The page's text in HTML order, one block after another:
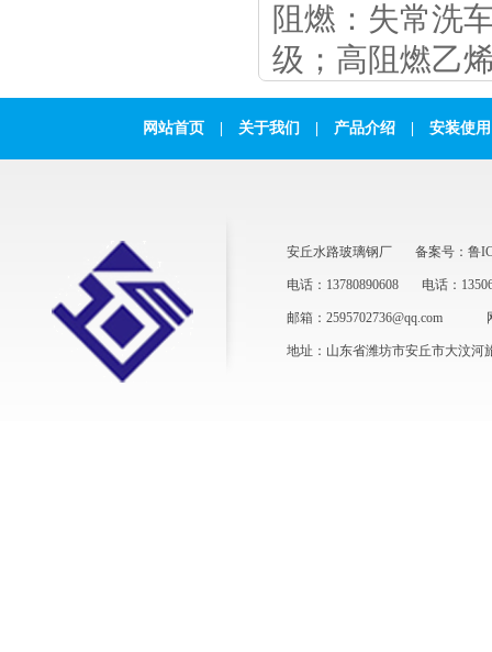
阻燃：失常洗
级；高阻燃乙
网站首页 关于我们 产品介绍 安装使用
安丘水路玻璃钢厂 备案号：鲁
电话：13780890608 电话：
邮箱：2595702736@qq.com
地址：山东省潍坊市安丘市大汶河